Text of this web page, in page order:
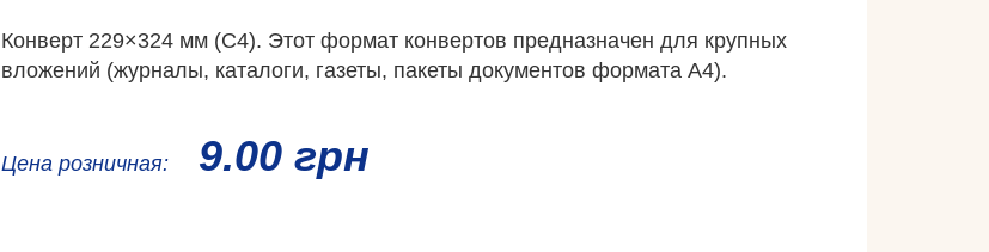
Конверт 229×324 мм (С4). Этот формат конвертов предназначен для крупных
вложений (журналы, каталоги, газеты, пакеты документов формата А4).
Ценa розничная: 9.00 грн